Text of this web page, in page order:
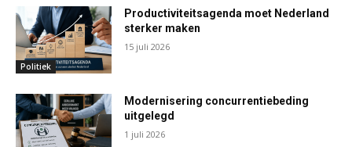
Politiek
Productiviteitsagenda moet Nederland
sterker maken
15 juli 2026
Modernisering concurrentiebeding
uitgelegd
1 juli 2026